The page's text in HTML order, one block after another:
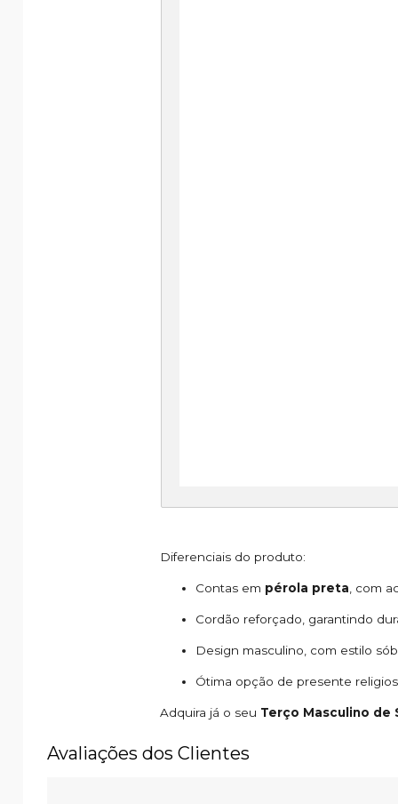
Diferenciais do produto:
Contas em pérola preta , com
Cordão reforçado, garantindo
Design masculino, com estilo
Ótima opção de presente
Adquira já o seu Terço Masculino de
Avaliações dos Clientes